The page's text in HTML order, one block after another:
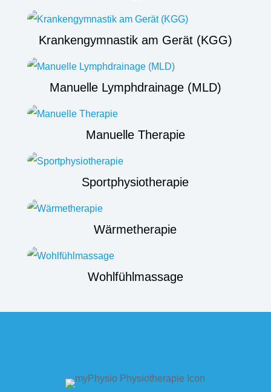
Krankengymnastik am Gerät (KGG)
Manuelle Lymphdrainage (MLD)
Manuelle Therapie
Sportphysiotherapie
Wärmetherapie
Wohlfühlmassage